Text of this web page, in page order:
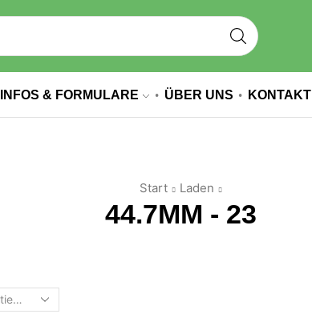
INFOS & FORMULARE ÜBER UNS KONTAKT
Start Laden
44.7MM - 23